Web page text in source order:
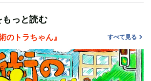
もっと読む
のトラちゃん』 すべて見る